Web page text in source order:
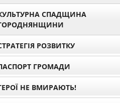
СПАДЩИНА
РОЗВИТКУ
ГРОМАДИ
НЕ ВМИРАЮТЬ!